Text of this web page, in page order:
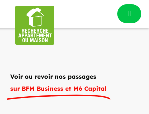
Voir ou revoir nos passages
sur BFM Business et M6 Capital